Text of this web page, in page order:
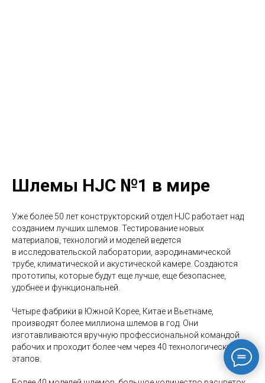
Шлемы HJC №1 в мире
Уже более 50 лет конструкторский отдел HJC работает над
созданием лучших шлемов. Тестирование новых
материалов, технологий и моделей ведется
в исследовательской лаборатории, аэродинамической
трубе, климатической и акустической камере. Создаются
прототипы, которые будут еще лучше, еще безопаснее,
удобнее и функциональней.
Четыре фабрики в Южной Корее, Китае и Вьетнаме,
производят более миллиона шлемов в год. Они
изготавливаются вручную профессиональной командой
рабочих и проходит более чем через 40 технологических
этапов.